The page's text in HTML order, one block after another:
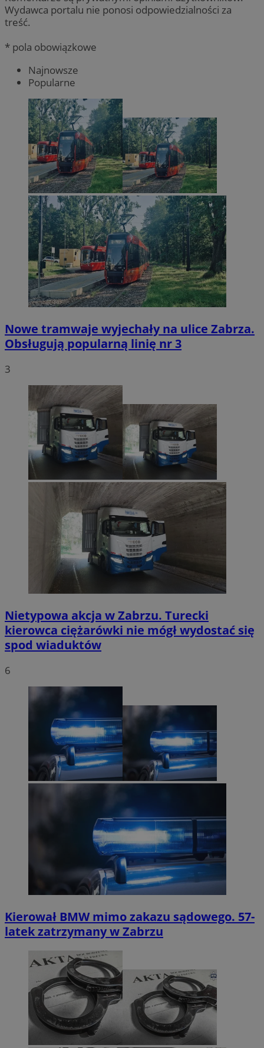
Wydawca portalu nie ponosi odpowiedzialności za
treść.
* pola obowiązkowe
Najnowsze
Popularne
Nowe tramwaje wyjechały na ulice Zabrza.
Obsługują popularną linię nr 3
3
Nietypowa akcja w Zabrzu. Turecki
kierowca ciężarówki nie mógł wydostać się
spod wiaduktów
6
Kierował BMW mimo zakazu sądowego. 57-
latek zatrzymany w Zabrzu